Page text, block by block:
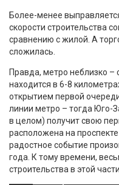
Более-менее
скорости строительства
сравнению с жилой. А
сложилась.
Правда, метро неблизко –
находится в 6-8
открытием первой
линии метро – тогда Юго-
в целом) получит свою
расположена на
радостное событие
года. К тому времени,
строительства в этой